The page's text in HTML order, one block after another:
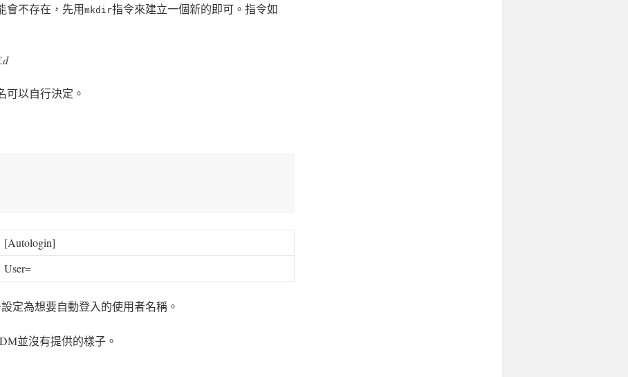
會不存在，先用mkdir指令來建立一個新的即可。指令如
可以自行決定。
[Autologin]
User=
設定為想要自動登入的使用者名稱。
並沒有提供的樣子。